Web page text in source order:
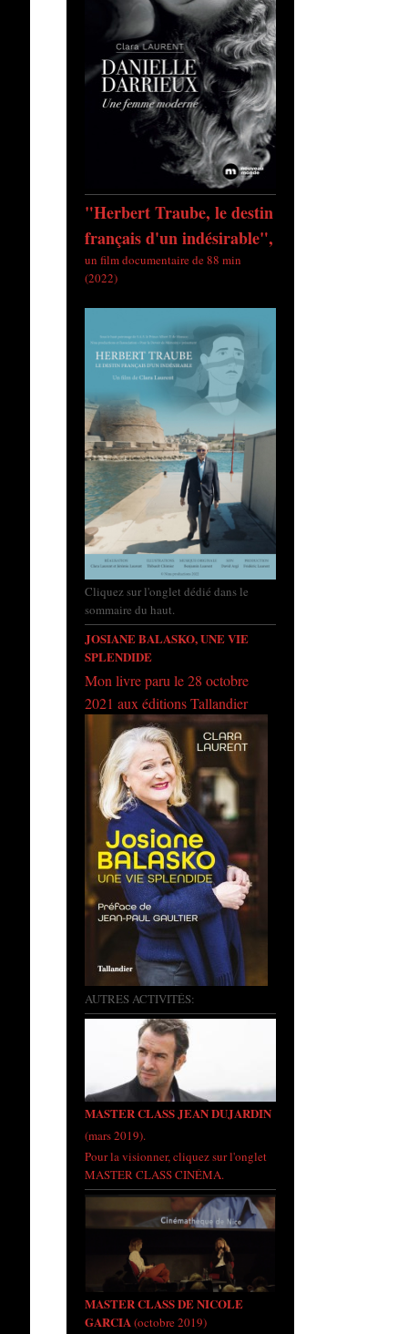
"Herbert Traube, le destin
français d'un indésirable",
un film documentaire de 88 min
(2022)
Cliquez sur l'onglet dédié dans le
sommaire du haut.
JOSIANE BALASKO, UNE VIE
SPLENDIDE
Mon livre paru le 28 octobre
2021 aux éditions Tallandier
AUTRES ACTIVITÉS:
MASTER CLASS JEAN DUJARDIN
(mars 2019).
Pour la visionner, cliquez sur l'onglet
MASTER CLASS CINÉMA.
MASTER CLASS DE NICOLE
GARCIA(octobre 2019)